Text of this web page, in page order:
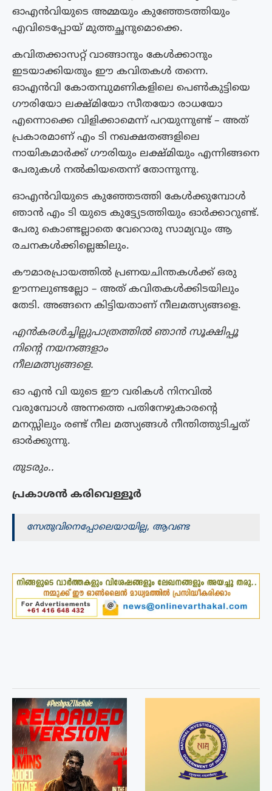
ഓഎൻവിയുടെ അമ്മയും കുഞ്ഞേടത്തിയും
എവിടെപ്പോയ് മുത്തച്ഛനുമൊക്കെ.
കവിതക്കാസറ്റ് വാങ്ങാനും കേൾക്കാനും
ഇടയാക്കിയതും ഈ കവിതകൾ തന്നെ.
ഓഎൻവി കോതമ്പുമണികളിലെ പെൺകുട്ടിയെ
ഗൗരിയോ ലക്ഷ്മിയോ സീതയോ രാധയോ
എന്നൊക്കെ വിളിക്കാമെന്ന് പറയുന്നുണ്ട് – അത്
പ്രകാരമാണ് എം ടി നഖക്ഷതങ്ങളിലെ
നായികമാർക്ക് ഗൗരിയും ലക്ഷ്മിയും എന്നിങ്ങനെ
പേരുകൾ നൽകിയതെന്ന് തോന്നുന്നു.
ഓഎൻവിയുടെ കുഞ്ഞേടത്തി കേൾക്കുമ്പോൾ
ഞാൻ എം ടി യുടെ കുട്ട്യേടത്തിയും ഓർക്കാറുണ്ട്.
പേരു കൊണ്ടല്ലാതെ വേറൊരു സാമ്യവും ആ
രചനകൾക്കില്ലെങ്കിലും.
കൗമാരപ്രായത്തിൽ പ്രണയചിന്തകൾക്ക് ഒരു
ഊന്നലുണ്ടല്ലോ – അത് കവിതകൾക്കിടയിലും
തേടി. അങ്ങനെ കിട്ടിയതാണ് നീലമത്സ്യങ്ങളെ.
എൻകരൾച്ചില്ലുപാത്രത്തിൽ ഞാൻ സൂക്ഷിപ്പൂ
നിൻ്റെ നയനങ്ങളാം
നീലമത്സ്യങ്ങളെ.
ഓ എൻ വി യുടെ ഈ വരികൾ നിനവിൽ
വരുമ്പോൾ അന്നത്തെ പതിനേഴുകാരൻ്റെ
മനസ്സിലും രണ്ട് നീല മത്സ്യങ്ങൾ നീന്തിത്തുടിച്ചത്
ഓർക്കുന്നു.
തുടരും..
പ്രകാശൻ കരിവെള്ളൂർ
സേതുവിനെപ്പോലെയായില്ല, ആവണ്ട